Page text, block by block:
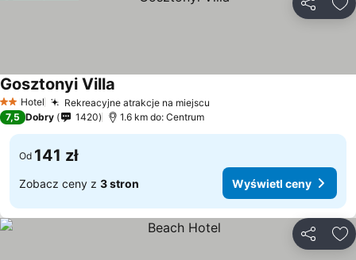
2 Kategoria
Hotel Rekreacyjne atrakcje na miejscu
Gosztonyi Villa
7,5 Dobry 1420 1.6 km do: Centrum
Od 141 zł
Zobacz ceny z 3 stron Wyświetl ceny